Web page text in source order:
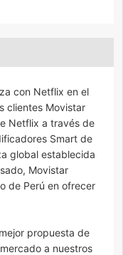
con Netflix en el
clientes Movistar
Netflix a través de
Smart de
global establecida
Movistar
de Perú en ofrecer
propuesta de
a nuestros